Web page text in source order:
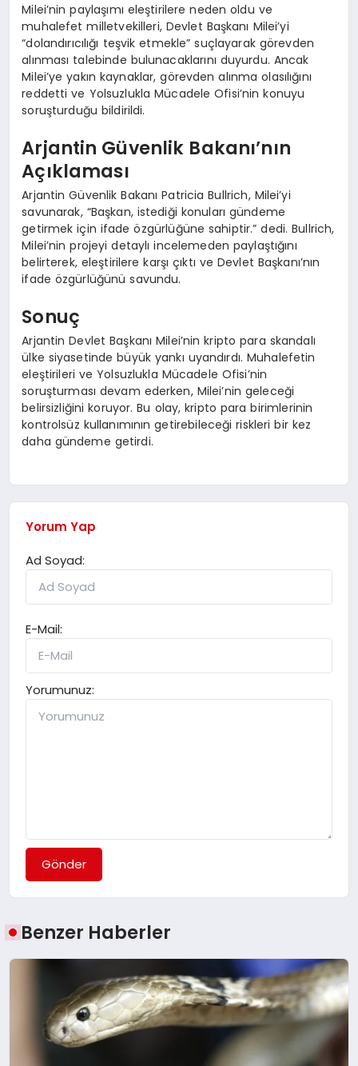
Milei’nin paylaşımı eleştirilere neden oldu ve
muhalefet milletvekilleri, Devlet Başkanı Milei’yi
“dolandırıcılığı teşvik etmekle” suçlayarak görevden
alınması talebinde bulunacaklarını duyurdu. Ancak
Milei’ye yakın kaynaklar, görevden alınma olasılığını
reddetti ve Yolsuzlukla Mücadele Ofisi’nin konuyu
soruşturduğu bildirildi.
Arjantin Güvenlik Bakanı’nın
Açıklaması
Arjantin Güvenlik Bakanı Patricia Bullrich, Milei’yi
savunarak, “Başkan, istediği konuları gündeme
getirmek için ifade özgürlüğüne sahiptir.” dedi. Bullrich,
Milei’nin projeyi detaylı incelemeden paylaştığını
belirterek, eleştirilere karşı çıktı ve Devlet Başkanı’nın
ifade özgürlüğünü savundu.
Sonuç
Arjantin Devlet Başkanı Milei’nin kripto para skandalı
ülke siyasetinde büyük yankı uyandırdı. Muhalefetin
eleştirileri ve Yolsuzlukla Mücadele Ofisi’nin
soruşturması devam ederken, Milei’nin geleceği
belirsizliğini koruyor. Bu olay, kripto para birimlerinin
kontrolsüz kullanımının getirebileceği riskleri bir kez
daha gündeme getirdi.
Yorum Yap
Ad Soyad:
E-Mail:
Yorumunuz:
Gönder
Benzer Haberler